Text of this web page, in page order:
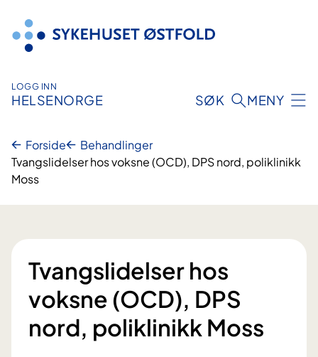
innhold
LOGG INN
HELSENORGE SØK MENY
Forside
Behandlinger
Tvangslidelser hos voksne (OCD), DPS nord, poliklinikk
Moss
Tvangslidelser hos
voksne (OCD), DPS
nord, poliklinikk Moss